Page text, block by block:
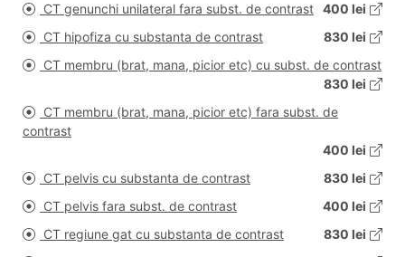
CT genunchi unilateral fara subst. de contrast 400 lei
CT hipofiza cu substanta de contrast
830 lei
CT membru (brat, mana, picior etc) cu subst. de contrast
830 lei
CT membru (brat, mana, picior etc) fara subst. de
contrast
400 lei
CT pelvis cu substanta de contrast
830 lei
CT pelvis fara subst. de contrast
400 lei
CT regiune gat cu substanta de contrast
830 lei